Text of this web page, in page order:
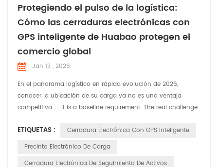
Protegiendo el pulso de la logística:
Cómo las cerraduras electrónicas con
GPS inteligente de Huabao protegen el
comercio global
Jan 13 , 2026
En el panorama logístico en rápida evolución de 2026,
conocer la ubicación de su carga ya no es una ventaja
competitiva — it is a baseline requirement. The real challenge
ensuring integrity, accountability, and real-time security from
the moment a container is sealed to the second it reaches its
ETIQUETAS :
Cerradura Electrónica Con GPS Inteligente
Precinto Electrónico De Carga
Cerradura Electrónica De Seguimiento De Activos